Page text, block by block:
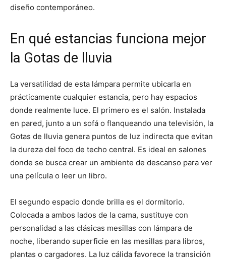
diseño contemporáneo.
En qué estancias funciona mejor
la Gotas de lluvia
La versatilidad de esta lámpara permite ubicarla en
prácticamente cualquier estancia, pero hay espacios
donde realmente luce. El primero es el salón. Instalada
en pared, junto a un sofá o flanqueando una televisión, la
Gotas de lluvia genera puntos de luz indirecta que evitan
la dureza del foco de techo central. Es ideal en salones
donde se busca crear un ambiente de descanso para ver
una película o leer un libro.
El segundo espacio donde brilla es el dormitorio.
Colocada a ambos lados de la cama, sustituye con
personalidad a las clásicas mesillas con lámpara de
noche, liberando superficie en las mesillas para libros,
plantas o cargadores. La luz cálida favorece la transición